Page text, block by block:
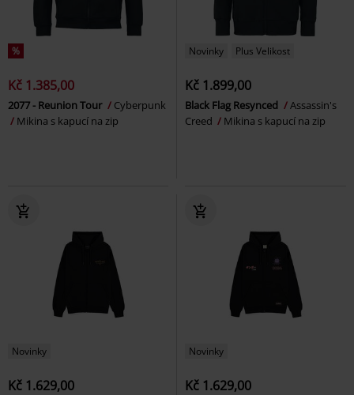
%
Kč 1.385,00
2077 - Reunion Tour
Cyberpunk
Mikina s kapucí na zip
Novinky Plus Velikost
Kč 1.899,00
Black Flag Resynced
Assassin's
Creed
Mikina s kapucí na zip
Novinky
Kč 1.629,00
Novinky
Kč 1.629,00